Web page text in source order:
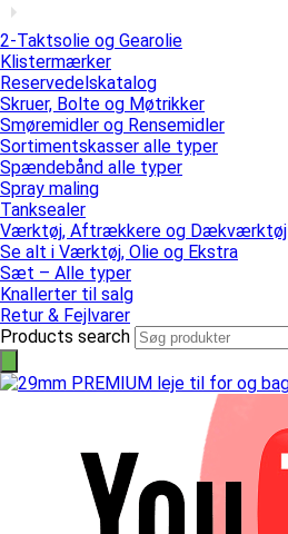
2-Taktsolie og Gearolie
Klistermærker
Reservedelskatalog
Skruer, Bolte og Møtrikker
Smøremidler og Rensemidler
Sortimentskasser alle typer
Spændebånd alle typer
Spray maling
Tanksealer
Værktøj, Aftrækkere og Dækværktøj
Se alt i Værktøj, Olie og Ekstra
Sæt – Alle typer
Knallerter til salg
Retur & Fejlvarer
Products search